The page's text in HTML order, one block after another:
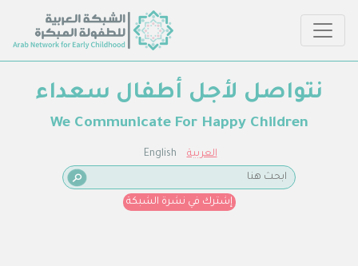
نتواصل لأجل أطفال سعداء
We Communicate For Happy Children
English العربية
إشترك في نشرة الشبكة